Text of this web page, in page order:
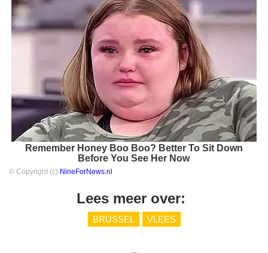
Remember Honey Boo Boo? Better To Sit Down
Before You See Her Now
© Copyright (c) NineForNews.nl
Lees meer over:
BRUSSEL VLEES